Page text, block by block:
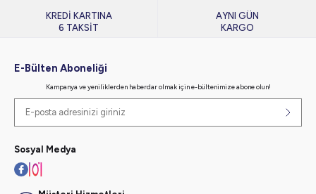
KREDİ KARTINA
6 TAKSİT
AYNI GÜN
KARGO
E-Bülten Aboneliği
Kampanya ve yeniliklerden haberdar olmak için e-bültenimize abone olun!
Sosyal Medya